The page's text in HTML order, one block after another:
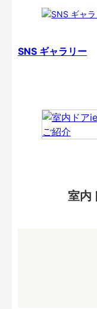
SNS ギャラリー
室内